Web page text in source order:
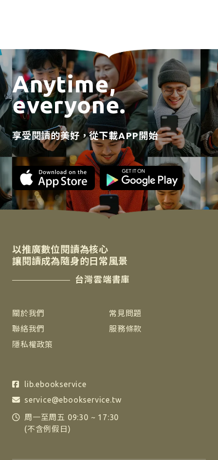
Anytime,
everyone.
享受閱讀的美好，從下載APP開始
以推廣數位閱讀為核心
讓閱讀成為隨身的日常風景
台灣雲端書庫
關於我們
常見問題
聯絡我們
服務條款
隱私權政策
lib.ebookservice
service@ebookservice.tw
周一至周五 09:30 ~ 17:30
(不含例假日)